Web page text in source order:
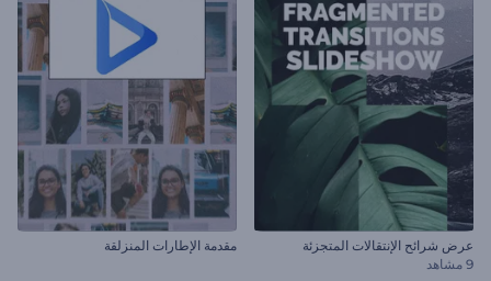
عرض شرائح الإنتقالات المتجزئة
9 مشاهد
مقدمة الإطارات المنزلقة